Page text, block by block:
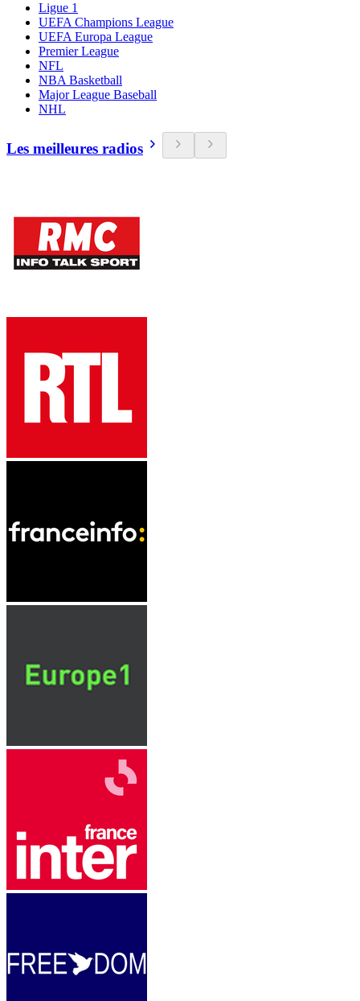
Ligue 1
UEFA Champions League
UEFA Europa League
Premier League
NFL
NBA Basketball
Major League Baseball
NHL
Les meilleures radios